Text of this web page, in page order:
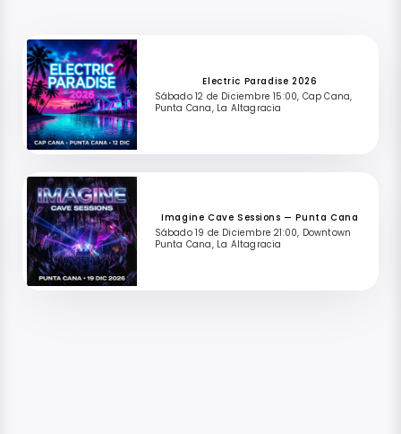
Electric Paradise 2026
Sábado 12 de Diciembre 15:00, Cap Cana,
Punta Cana, La Altagracia
Imagine Cave Sessions — Punta Cana
Sábado 19 de Diciembre 21:00, Downtown
Punta Cana, La Altagracia